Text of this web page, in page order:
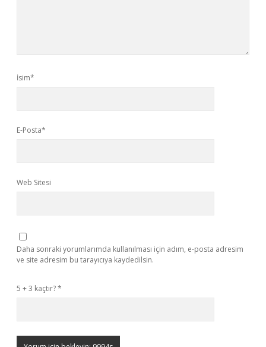
İsim*
E-Posta*
Web Sitesi
Daha sonraki yorumlarımda kullanılması için adım, e-posta adresim
ve site adresim bu tarayıcıya kaydedilsin.
5 + 3 kaçtır?*